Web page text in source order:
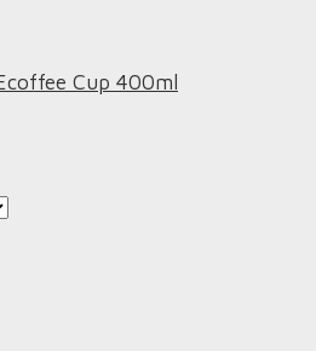
Cup 400ml